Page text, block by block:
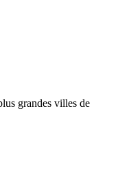
grandes villes de